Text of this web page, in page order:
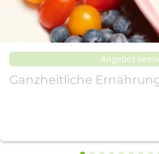
Angebot
Ganzheitliche